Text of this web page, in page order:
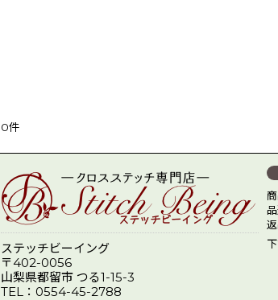
0件
ステッチビーイング
〒402-0056
山梨県都留市 つる1-15-3
TEL：0554-45-2788